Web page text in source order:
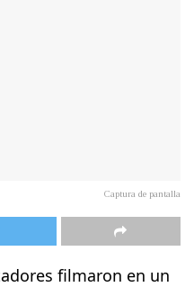
Captura de pantalla
filmaron en un